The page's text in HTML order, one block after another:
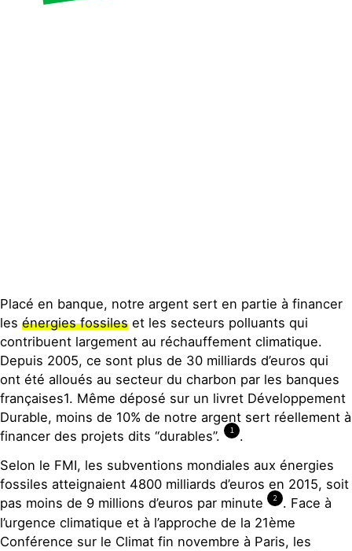
Placé en banque, notre argent sert en partie à financer
les énergies fossiles et les secteurs polluants qui
contribuent largement au réchauffement climatique.
Depuis 2005, ce sont plus de 30 milliards d’euros qui
ont été alloués au secteur du charbon par les banques
françaises1. Même déposé sur un livret Développement
Durable, moins de 10% de notre argent sert réellement à
financer des projets dits “durables”.
1
.
Selon le FMI, les subventions mondiales aux énergies
fossiles atteignaient 4800 milliards d’euros en 2015, soit
pas moins de 9 millions d’euros par minute
2
. Face à
l’urgence climatique et à l’approche de la 21ème
Conférence sur le Climat fin novembre à Paris, les